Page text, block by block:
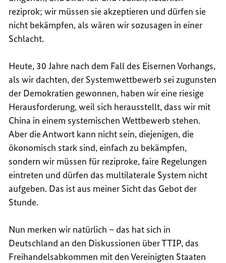
reziprok; wir müssen sie akzeptieren und dürfen sie
nicht bekämpfen, als wären wir sozusagen in einer
Schlacht.
Heute, 30 Jahre nach dem Fall des Eisernen Vorhangs,
als wir dachten, der Systemwettbewerb sei zugunsten
der Demokratien gewonnen, haben wir eine riesige
Herausforderung, weil sich herausstellt, dass wir mit
China in einem systemischen Wettbewerb stehen.
Aber die Antwort kann nicht sein, diejenigen, die
ökonomisch stark sind, einfach zu bekämpfen,
sondern wir müssen für reziproke, faire Regelungen
eintreten und dürfen das multilaterale System nicht
aufgeben. Das ist aus meiner Sicht das Gebot der
Stunde.
Nun merken wir natürlich – das hat sich in
Deutschland an den Diskussionen über TTIP, das
Freihandelsabkommen mit den Vereinigten Staaten